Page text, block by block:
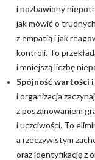
i pozbawiony
jak mówić o
z empatią i jak
kontroli. To
i mniejszą liczbę
Spójność wartości
i organizacja
z poszanowaniem
i uczciwości. To
a rzeczywistym
oraz identyfikację z